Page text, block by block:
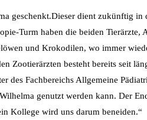
geschenkt.Dieser dient zukünftig
Turm haben die beiden
und Krokodilen, wo immer
besteht bereits seit
des Fachbereichs Allgemeine
genutzt werden kann. Der
Kollege wird uns darum beneiden.“